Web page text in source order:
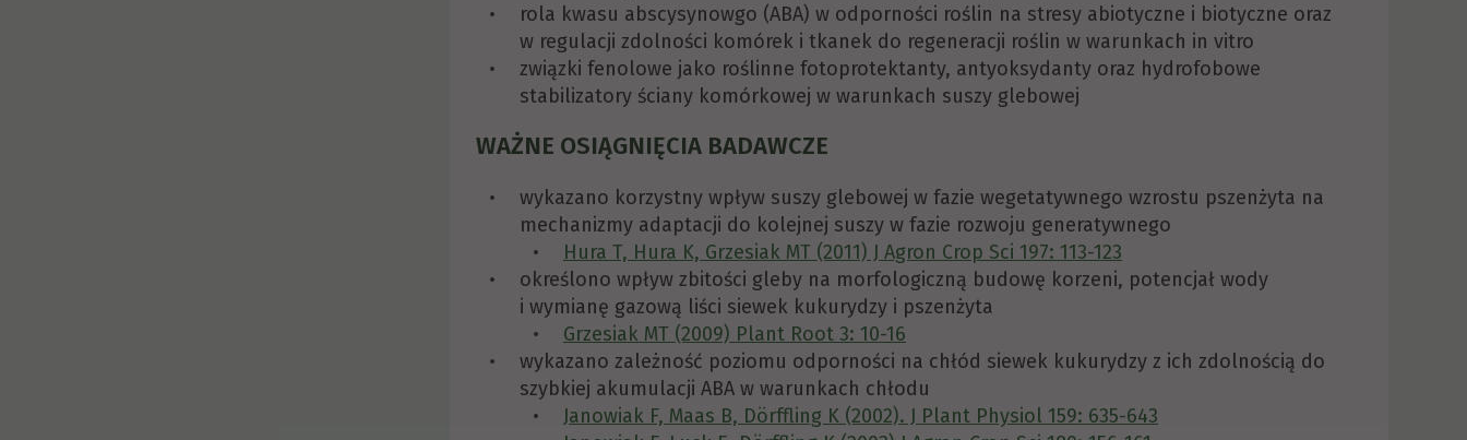
rola kwasu abscysynowgo (ABA) w odporności roślin na stresy abiotyczne i biotyczne oraz
w regulacji zdolności komórek i tkanek do regeneracji roślin w warunkach in vitro
związki fenolowe jako roślinne fotoprotektanty, antyoksydanty oraz hydrofobowe
stabilizatory ściany komórkowej w warunkach suszy glebowej
WAŻNE OSIĄGNIĘCIA BADAWCZE
wykazano korzystny wpływ suszy glebowej w fazie wegetatywnego wzrostu pszenżyta na
mechanizmy adaptacji do kolejnej suszy w fazie rozwoju generatywnego
Hura T, Hura K, Grzesiak MT (2011) J Agron Crop Sci 197: 113-123
określono wpływ zbitości gleby na morfologiczną budowę korzeni, potencjał wody
i wymianę gazową liści siewek kukurydzy i pszenżyta
Grzesiak MT (2009) Plant Root 3: 10-16
wykazano zależność poziomu odporności na chłód siewek kukurydzy z ich zdolnością do
szybkiej akumulacji ABA w warunkach chłodu
Janowiak F, Maas B, Dörffling K (2002). J Plant Physiol 159: 635-643